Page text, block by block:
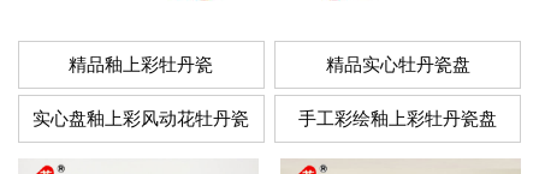
精品釉上彩牡丹瓷 精品实心牡丹瓷盘
实心盘釉上彩风动花牡丹瓷 手工彩绘釉上彩牡丹瓷盘